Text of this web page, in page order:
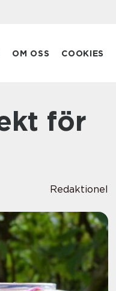
OM OSS COOKIES
Redaktionel